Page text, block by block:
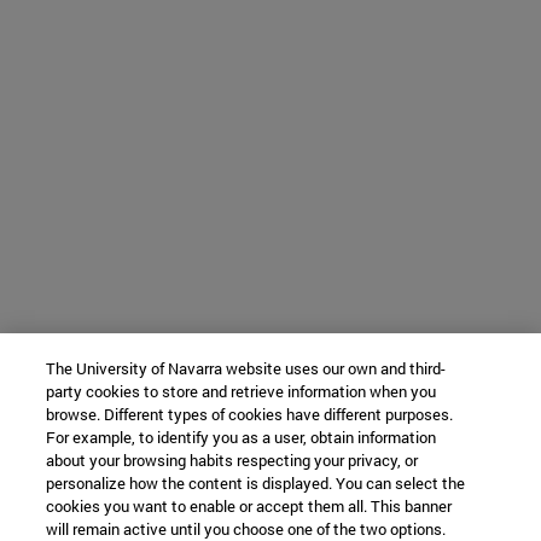
The University of Navarra website uses our own and third-
party cookies to store and retrieve information when you
browse. Different types of cookies have different purposes.
For example, to identify you as a user, obtain information
about your browsing habits respecting your privacy, or
personalize how the content is displayed. You can select the
cookies you want to enable or accept them all. This banner
will remain active until you choose one of the two options.